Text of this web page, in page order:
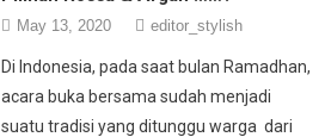
May 13, 2020 editor_stylish
Di Indonesia, pada saat bulan Ramadhan,
acara buka bersama sudah menjadi
suatu tradisi yang ditunggu warga dari